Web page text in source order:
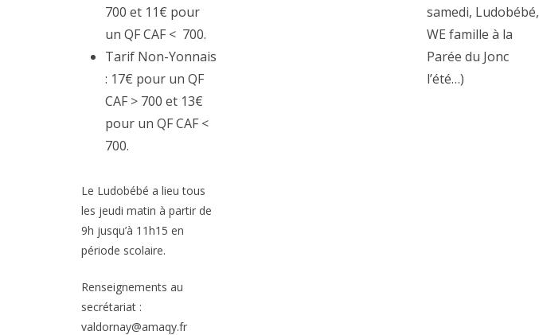
700 et 11€ pour
un QF CAF < 700.
Tarif Non-Yonnais
: 17€ pour un QF
CAF > 700 et 13€
pour un QF CAF <
700.
Le Ludobébé a lieu tous
les jeudi matin à partir de
9h jusqu’à 11h15 en
période scolaire.
Renseignements au
secrétariat :
valdornay@amaqy.fr
samedi, Ludobébé,
WE famille à la
Parée du Jonc
l’été…)